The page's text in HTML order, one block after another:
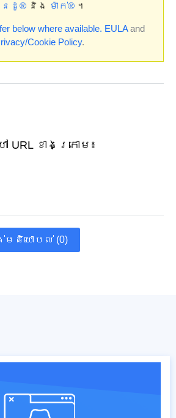
នដូ® និង ម៉ាក់® ។
below where available. EULAand
Cookie Policy.
ៅ URL ខាងក្រោម៖
តិយោបល់ (0)